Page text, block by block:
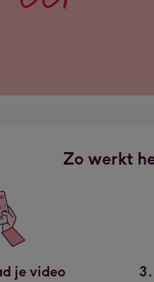
Zo werkt
je video